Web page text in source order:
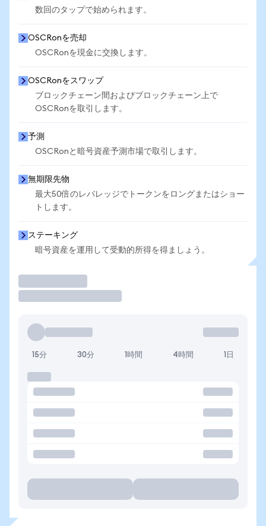
数回のタップで始められます。
OSCRonを売却
OSCRonを現金に交換します。
OSCRonをスワップ
ブロックチェーン間およびブロックチェーン上で
OSCRonを取引します。
予測
OSCRonと暗号資産予測市場で取引します。
無期限先物
最大50倍のレバレッジでトークンをロングまたはショー
トします。
ステーキング
暗号資産を運用して受動的所得を得ましょう。
15分 30分 1時間 4時間 1日